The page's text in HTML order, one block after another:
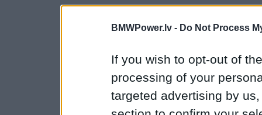
BMWPower.lv - Do Not Process
If you wish to opt-out of
processing of your
targeted advertising by